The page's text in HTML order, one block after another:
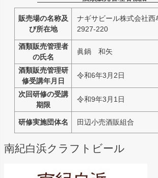
販売場の名称及
び所在地
ナギサビール株式会社西
2927-220
酒類販売管理者
の氏名
眞鍋 和矢
酒類販売管理研
修受講年月日
令和6年3月2日
次回研修の受講
期限
令和9年3月1日
研修実施団体名 田辺小売酒販組合
南紀白浜クラフトビール